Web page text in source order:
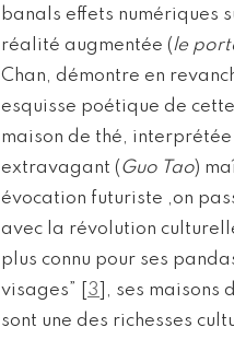
banals effets numériques
réalité augmentée (le
Chan, démontre en
esquisse poétique de
maison de thé,
extravagant (Guo Tao)
évocation futuriste ,on
avec la révolution
plus connu pour ses
visages”
3 , ses maisons
sont une des richesses